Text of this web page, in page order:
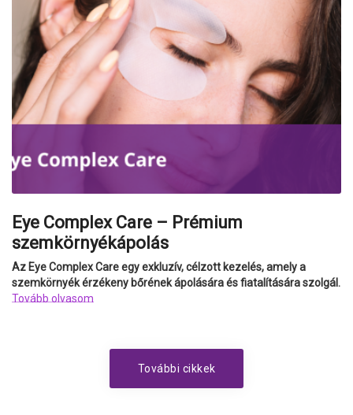
Eye Complex Care – Prémium
szemkörnyékápolás
Az Eye Complex Care egy exkluzív, célzott kezelés, amely a
szemkörnyék érzékeny bőrének ápolására és fiatalítására szolgál.
Tovább olvasom
További cikkek